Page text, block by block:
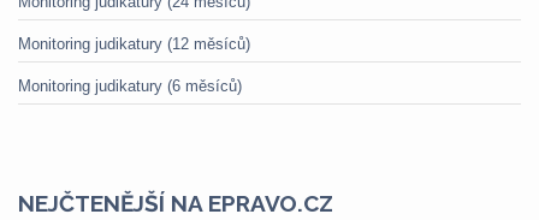
Monitoring judikatury (12 měsíců)
Monitoring judikatury (6 měsíců)
NEJČTENĚJŠÍ NA EPRAVO.CZ